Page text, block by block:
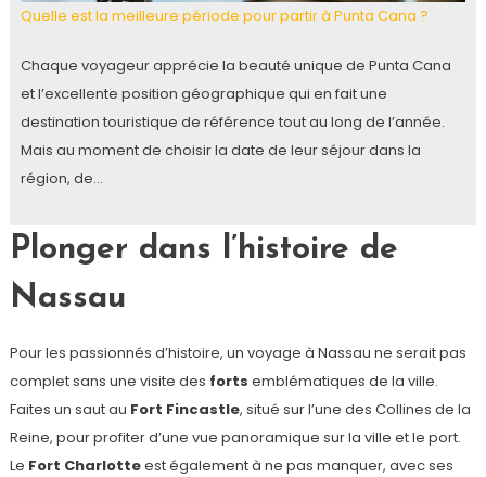
Quelle est la meilleure période pour partir à Punta Cana ?
Chaque voyageur apprécie la beauté unique de Punta Cana
et l’excellente position géographique qui en fait une
destination touristique de référence tout au long de l’année.
Mais au moment de choisir la date de leur séjour dans la
région, de…
Plonger dans l’histoire de
Nassau
Pour les passionnés d’histoire, un voyage à Nassau ne serait pas
complet sans une visite des forts emblématiques de la ville.
Faites un saut au Fort Fincastle, situé sur l’une des Collines de la
Reine, pour profiter d’une vue panoramique sur la ville et le port.
Le Fort Charlotteest également à ne pas manquer, avec ses